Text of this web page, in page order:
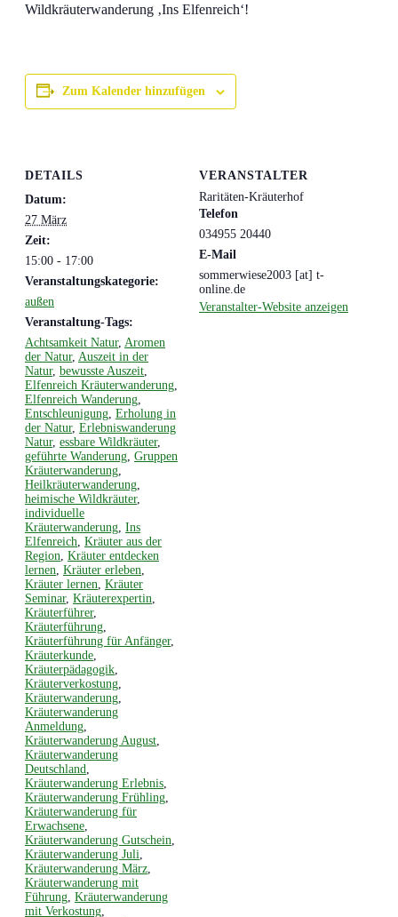
Wildkräuterwanderung ‚Ins Elfenreich‘!
Zum Kalender hinzufügen
DETAILS
Datum:
27 März
Zeit:
15:00 - 17:00
Veranstaltungskategorie:
außen
Veranstaltung-Tags:
Achtsamkeit Natur, Aromen
der Natur, Auszeit in der
Natur, bewusste Auszeit,
Elfenreich Kräuterwanderung,
Elfenreich Wanderung,
Entschleunigung, Erholung in
der Natur, Erlebniswanderung
Natur, essbare Wildkräuter,
geführte Wanderung, Gruppen
Kräuterwanderung,
Heilkräuterwanderung,
heimische Wildkräuter,
individuelle
Kräuterwanderung, Ins
Elfenreich, Kräuter aus der
Region, Kräuter entdecken
lernen, Kräuter erleben,
Kräuter lernen, Kräuter
Seminar, Kräuterexpertin,
Kräuterführer,
Kräuterführung,
Kräuterführung für Anfänger,
Kräuterkunde,
Kräuterpädagogik,
Kräuterverkostung,
Kräuterwanderung,
Kräuterwanderung
Anmeldung,
Kräuterwanderung August,
Kräuterwanderung
Deutschland,
Kräuterwanderung Erlebnis,
Kräuterwanderung Frühling,
Kräuterwanderung für
Erwachsene,
Kräuterwanderung Gutschein,
Kräuterwanderung Juli,
Kräuterwanderung März,
Kräuterwanderung mit
Führung, Kräuterwanderung
mit Verkostung,
VERANSTALTER
Raritäten-Kräuterhof
Telefon
034955 20440
E-Mail
sommerwiese2003 [at] t-
online.de
Veranstalter-Website anzeigen